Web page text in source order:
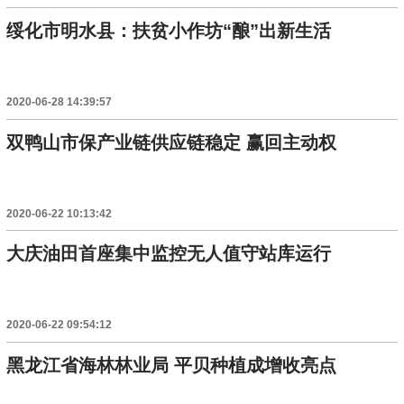
绥化市明水县：扶贫小作坊“酿”出新生活
2020-06-28 14:39:57
双鸭山市保产业链供应链稳定 赢回主动权
2020-06-22 10:13:42
大庆油田首座集中监控无人值守站库运行
2020-06-22 09:54:12
黑龙江省海林林业局 平贝种植成增收亮点